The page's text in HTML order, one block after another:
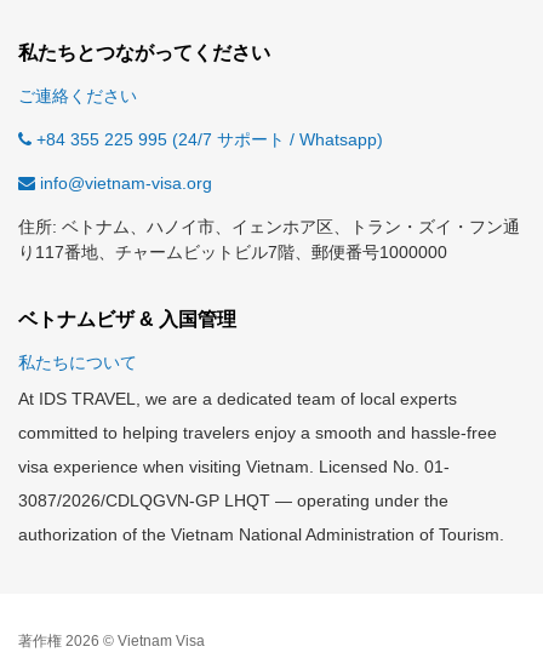
私たちとつながってください
ご連絡ください
+84 355 225 995 (24/7 サポート / Whatsapp)
info@vietnam-visa.org
住所: ベトナム、ハノイ市、イェンホア区、トラン・ズイ・フン通
り117番地、チャームビットビル7階、郵便番号1000000
ベトナムビザ & 入国管理
私たちについて
At IDS TRAVEL, we are a dedicated team of local experts
committed to helping travelers enjoy a smooth and hassle-free
visa experience when visiting Vietnam. Licensed No. 01-
3087/2026/CDLQGVN-GP LHQT — operating under the
authorization of the Vietnam National Administration of Tourism.
著作権 2026 © Vietnam Visa